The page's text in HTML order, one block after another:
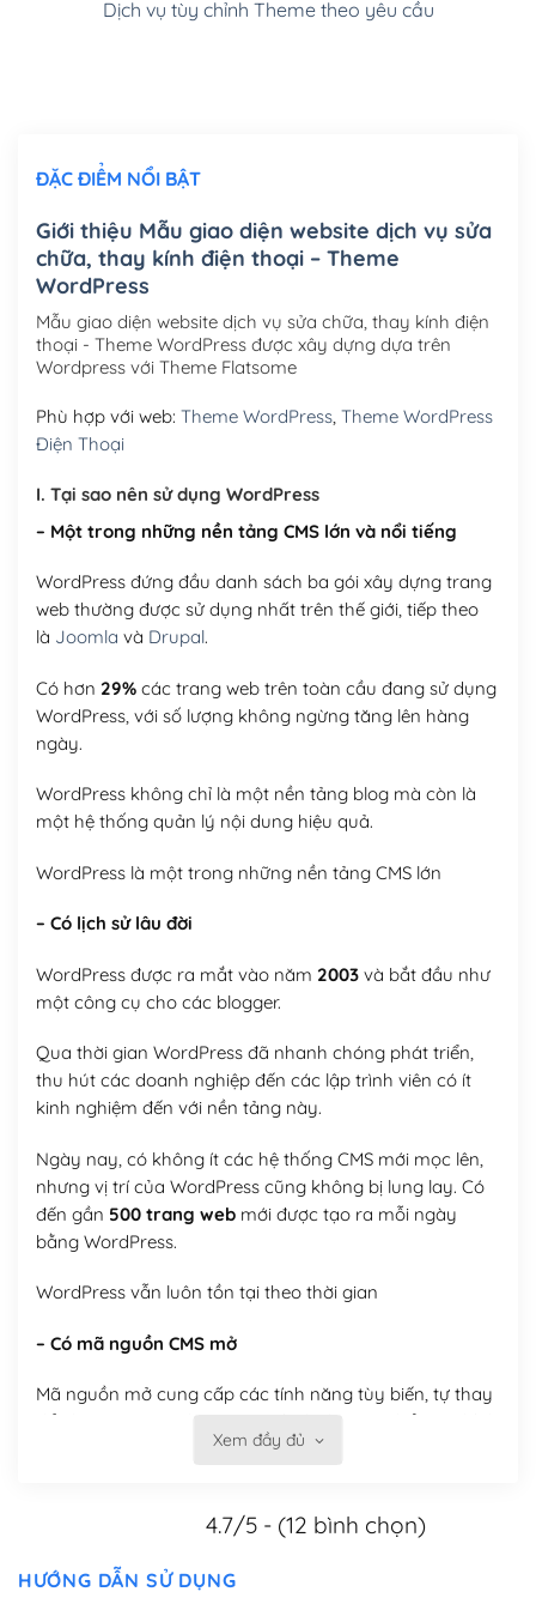
Cài đặt SMTP Mail cho site Wordpress(+100,000₫)
Mua thêm Host + Tên miền
Tên miền quốc tế .com .net .org (1 năm)
Tên miền Việt Nam .vn (1 năm) (+550,000₫)
Hosting 2GB SSD (1 năm) (+450,000₫)
Hosting 3GB SSD (1 năm) (+550,000₫)
Hosting 5GB SSD (1 năm) (+650,000₫)
Hosting 8GB SSD (1 năm)
Dịch vụ tùy chỉnh Theme theo yêu cầu
ĐẶC ĐIỂM NỔI BẬT
Giới thiệu Mẫu giao diện website dịch vụ sửa
chữa, thay kính điện thoại – Theme
WordPress
Mẫu giao diện website dịch vụ sửa chữa, thay kính điện
thoại - Theme WordPress được xây dựng dựa trên
Wordpress với Theme Flatsome
Phù hợp với web: Theme WordPress, Theme WordPress
Điện Thoại
I. Tại sao nên sử dụng WordPress
– Một trong những nền tảng CMS lớn và nổi tiếng
WordPress đứng đầu danh sách ba gói xây dựng trang
web thường được sử dụng nhất trên thế giới, tiếp theo
là Joomla và Drupal.
Có hơn 29%các trang web trên toàn cầu đang sử dụng
WordPress, với số lượng không ngừng tăng lên hàng
ngày.
WordPress không chỉ là một nền tảng blog mà còn là
một hệ thống quản lý nội dung hiệu quả.
WordPress là một trong những nền tảng CMS lớn
– Có lịch sử lâu đời
WordPress được ra mắt vào năm 2003và bắt đầu như
một công cụ cho các blogger.
Qua thời gian WordPress đã nhanh chóng phát triển,
thu hút các doanh nghiệp đến các lập trình viên có ít
kinh nghiệm đến với nền tảng này.
Ngày nay, có không ít các hệ thống CMS mới mọc lên,
nhưng vị trí của WordPress cũng không bị lung lay. Có
đến gần 500 trang webmới được tạo ra mỗi ngày
bằng WordPress.
WordPress vẫn luôn tồn tại theo thời gian
– Có mã nguồn CMS mở
Mã nguồn mở cung cấp các tính năng tùy biến, tự thay
đổi theme, tự cài plugin, tự quản lý, bạn có thể tùy chỉnh
nó theo ý bạn mà không phải sử dụng dịch vụ tại bất
Việc của bạn là đăng ký một tên miền và hosting để
Xem đầy đủ
4.7/5 - (12 bình chọn)
HƯỚNG DẪN SỬ DỤNG